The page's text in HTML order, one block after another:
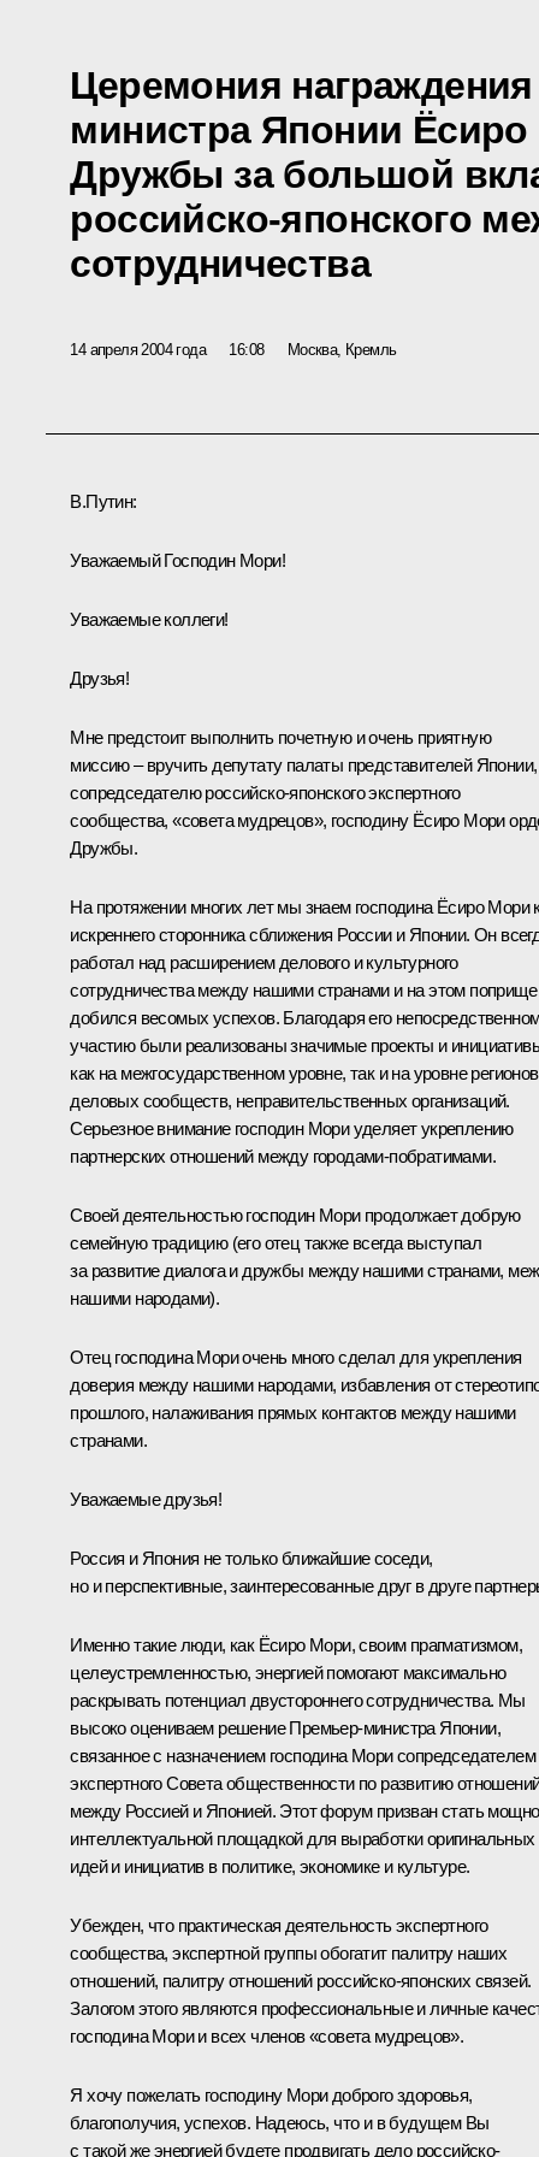
Церемония
министра Японии
Дружбы за большой
российско-японского
сотрудничества
14 апреля 2004 года 16:08 Москва, Кремль
В.Путин:
Уважаемый Господин Мори!
Уважаемые коллеги!
Друзья!
Мне предстоит выполнить почетную и очень приятную
миссию – вручить депутату палаты представителей Японии,
сопредседателю российско-японского экспертного
сообщества, «совета мудрецов», господину Ёсиро Мори
Дружбы.
На протяжении многих лет мы знаем господина Ёсиро Мори
искреннего сторонника сближения России и Японии. Он
работал над расширением делового и культурного
сотрудничества между нашими странами и на этом поприще
добился весомых успехов. Благодаря его
участию были реализованы значимые проекты и
как на межгосударственном уровне, так и на уровне
деловых сообществ, неправительственных организаций.
Серьезное внимание господин Мори уделяет укреплению
партнерских отношений между городами-побратимами.
Своей деятельностью господин Мори продолжает добрую
семейную традицию (его отец также всегда выступал
за развитие диалога и дружбы между нашими странами,
нашими народами).
Отец господина Мори очень много сделал для укрепления
доверия между нашими народами, избавления от
прошлого, налаживания прямых контактов между нашими
странами.
Уважаемые друзья!
Россия и Япония не только ближайшие соседи,
но и перспективные, заинтересованные друг в друге
Именно такие люди, как Ёсиро Мори, своим прагматизмом,
целеустремленностью, энергией помогают максимально
раскрывать потенциал двустороннего сотрудничества. Мы
высоко оцениваем решение Премьер-министра Японии,
связанное с назначением господина Мори сопредседателем
экспертного Совета общественности по развитию
между Россией и Японией. Этот форум призван стать
интеллектуальной площадкой для выработки оригинальных
идей и инициатив в политике, экономике и культуре.
Убежден, что практическая деятельность экспертного
сообщества, экспертной группы обогатит палитру наших
отношений, палитру отношений российско-японских связей.
Залогом этого являются профессиональные и личные
господина Мори и всех членов «совета мудрецов».
Я хочу пожелать господину Мори доброго здоровья,
благополучия, успехов. Надеюсь, что и в будущем Вы
с такой же энергией будете продвигать дело российско-